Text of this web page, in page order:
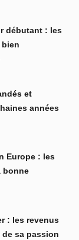
débutant : les
bien
et
années
Europe : les
bonne
: les revenus
sa passion